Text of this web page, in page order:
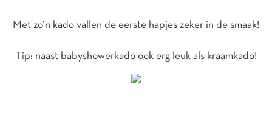
Met zo’n kado vallen de eerste hapjes zeker in de smaak!
Tip: naast babyshowerkado ook erg leuk als kraamkado!